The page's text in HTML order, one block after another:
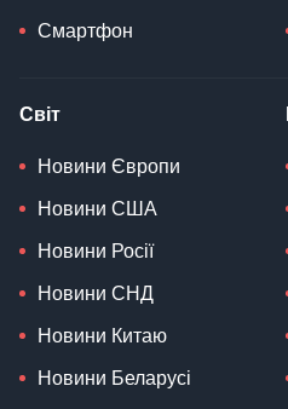
Смартфон
Світ
Новини Європи
Новини США
Новини Росії
Новини СНД
Новини Китаю
Новини Беларусі